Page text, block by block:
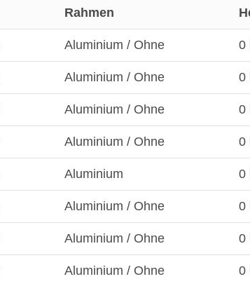
Rahmen
Aluminium / Ohne 0
Aluminium / Ohne 0
Aluminium / Ohne 0
Aluminium / Ohne 0
Aluminium 0
Aluminium / Ohne 0
Aluminium / Ohne 0
Aluminium / Ohne 0